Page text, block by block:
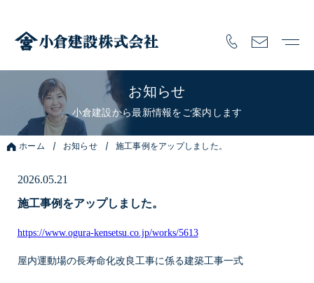
お知らせ
小倉建設から最新情報をご案内します
ホーム お知らせ 施工事例をアップしました。
2026.05.21
施工事例をアップしました。
https://www.ogura-kensetsu.co.jp/works/5613
屋内運動場の長寿命化改良工事に係る建築工事一式